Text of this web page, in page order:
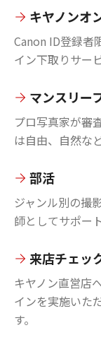
キヤノンオ
Canon ID登録者
イン下取りサー
マンスリー
プロ写真家が審
は自由、自然な
部活
ジャンル別の撮
師としてサポート
来店チェッ
キヤノン直営店
インを実施いた
す。